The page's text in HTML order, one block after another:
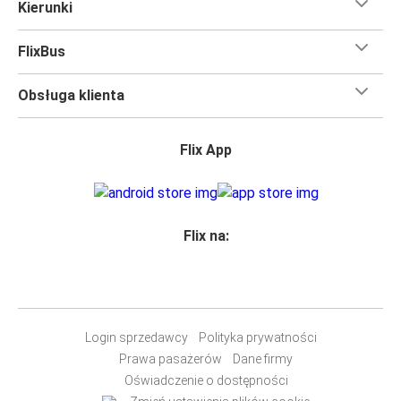
jedną sztuka bagażu
nawet jeśli wybierasz się w długą podróż, nie musisz się
martwić, że nie wystarczy Ci miejsca w bagażu.
w naszych autobusach
zakupu biletu. Do wyboru maszmiejsce klasyczne,
Kierunki
FlixBus
Obsługa klienta
Flix App
Flix na:
Login sprzedawcy
Polityka prywatności
Prawa pasażerów
Dane firmy
Oświadczenie o dostępności